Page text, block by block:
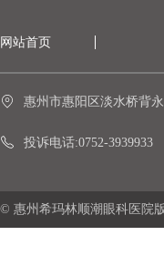
网站首页
惠州市惠阳区淡水桥背
投诉电话:0752-3939933
© 惠州希玛林顺潮眼科医院